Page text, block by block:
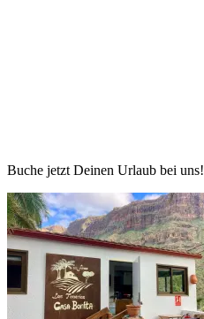
Buche jetzt Deinen Urlaub bei uns!